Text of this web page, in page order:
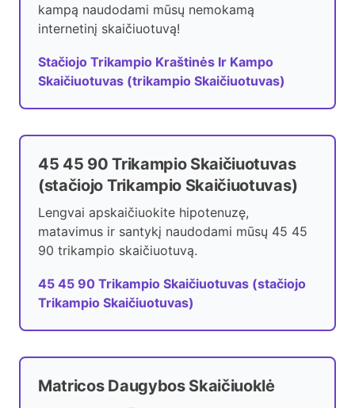
kampą naudodami mūsų nemokamą
internetinį skaičiuotuvą!
Stačiojo Trikampio Kraštinės Ir Kampo
Skaičiuotuvas (trikampio Skaičiuotuvas)
45 45 90 Trikampio Skaičiuotuvas
(stačiojo Trikampio Skaičiuotuvas)
Lengvai apskaičiuokite hipotenuzę,
matavimus ir santykį naudodami mūsų 45 45
90 trikampio skaičiuotuvą.
45 45 90 Trikampio Skaičiuotuvas (stačiojo
Trikampio Skaičiuotuvas)
Matricos Daugybos Skaičiuoklė